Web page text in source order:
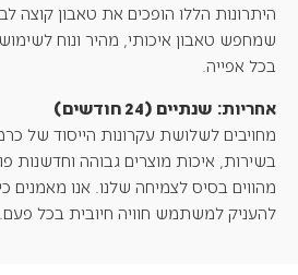
היתרונות הללו הופכים את טאבון קוצה
שמחפש טאבון איכותי, מהיר ונוח
בכל אפייה.
אחריות: שנתיים (24 חודשים)
מחויבים לשלושת עקרונות הייסוד של
בשירות, איכות מוצרים גבוהה וחדשנות
מהווים בסיס לצמיחה שלנו. אנו מאמנים
להעניק למשתמש חוויה חיובית בכל פעם.